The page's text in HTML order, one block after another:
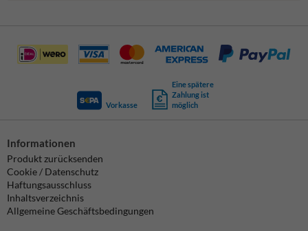
Vorkasse
Eine spätere
Zahlung ist
möglich
Informationen
Produkt zurücksenden
Cookie / Datenschutz
Haftungsausschluss
Inhaltsverzeichnis
Allgemeine Geschäftsbedingungen